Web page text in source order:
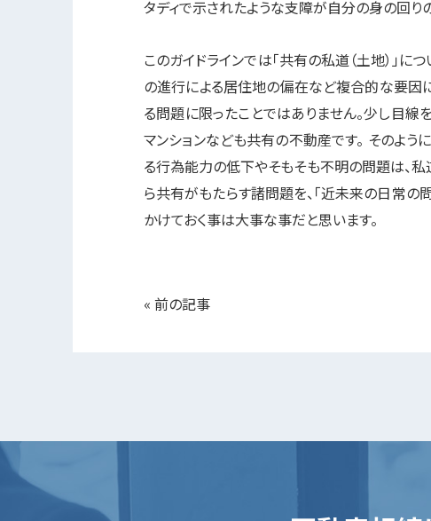
タディで示されたような支障が自分の身の回り
このガイドラインでは「共有の私道（土地）」
の進行による居住地の偏在など複合的な要
る問題に限ったことではありません。少し目線
マンションなども共有の不動産です。 そのよ
る行為能力の低下やそもそも不明の問題は、
ら共有がもたらす諸問題を、「近未来の日常の
かけておく事は大事な事だと思います。
« 前の記事